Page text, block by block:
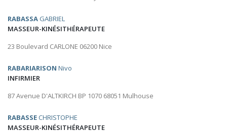
RABASSA GABRIEL
MASSEUR-KINÉSITHÉRAPEUTE
23 Boulevard CARLONE 06200 Nice
RABARIARISON Nivo
INFIRMIER
87 Avenue D'ALTKIRCH BP 1070 68051 Mulhouse
RABASSE CHRISTOPHE
MASSEUR-KINÉSITHÉRAPEUTE